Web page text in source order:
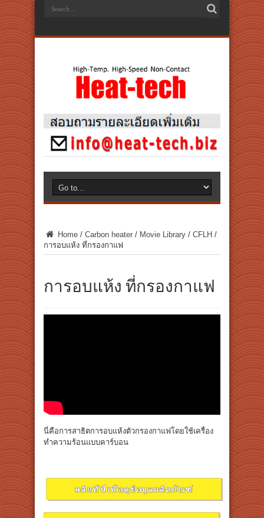
Home / Carbon heater / Movie Library / CFLH /
การอบแห้ง ที่กรองกาแฟ
การอบแห้ง ที่กรองกาแฟ
นี่คือการสาธิตการอบแห้งตัวกรองกาแฟโดยใช้เครื่อง
ทำความร้อนแบบคาร์บอน